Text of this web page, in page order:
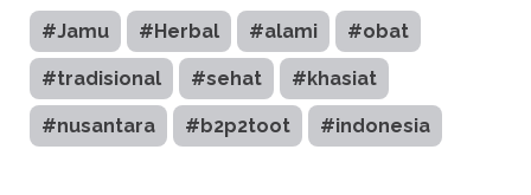
#Jamu #Herbal #alami #obat
#tradisional #sehat #khasiat
#nusantara #b2p2toot #indonesia